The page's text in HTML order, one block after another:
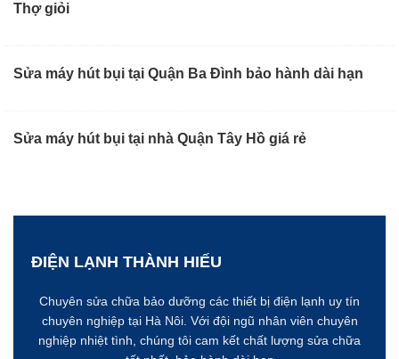
Thợ giỏi
Sửa máy hút bụi tại Quận Ba Đình bảo hành dài hạn
Sửa máy hút bụi tại nhà Quận Tây Hồ giá rẻ
ĐIỆN LẠNH THÀNH HIẾU
Chuyên sửa chữa bảo dưỡng các thiết bị điện lạnh uy tín
chuyên nghiệp tại Hà Nôi. Với đội ngũ nhân viên chuyên
nghiệp nhiệt tình, chúng tôi cam kết chất lượng sửa chữa